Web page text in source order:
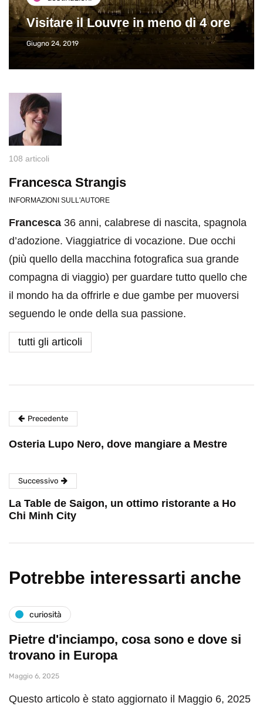
Visitare il Louvre in meno di 4 ore
Giugno 24, 2019
108 articoli
Francesca Strangis
INFORMAZIONI SULL'AUTORE
Francesca 36 anni, calabrese di nascita, spagnola
d’adozione. Viaggiatrice di vocazione. Due occhi
(più quello della macchina fotografica sua grande
compagna di viaggio) per guardare tutto quello che
il mondo ha da offrirle e due gambe per muoversi
seguendo le onde della sua passione.
tutti gli articoli
Precedente
Osteria Lupo Nero, dove mangiare a Mestre
Successivo
La Table de Saigon, un ottimo ristorante a Ho
Chi Minh City
Potrebbe interessarti anche
curiosità
Pietre d'inciampo, cosa sono e dove si
trovano in Europa
Maggio 6, 2025
Questo articolo è stato aggiornato il Maggio 6, 2025